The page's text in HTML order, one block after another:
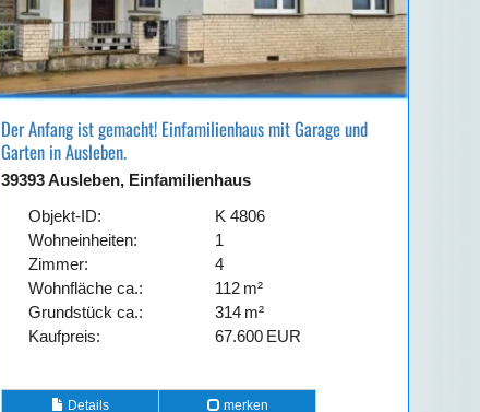
Der Anfang ist gemacht! Einfamilienhaus mit Garage und
Garten in Ausleben.
39393 Ausleben, Einfamilienhaus
Objekt-ID:
K 4806
Wohneinheiten:
1
Zimmer:
4
Wohnfläche ca.:
112 m²
Grund­stück ca.:
314 m²
Kaufpreis:
67.600 EUR
Details merken